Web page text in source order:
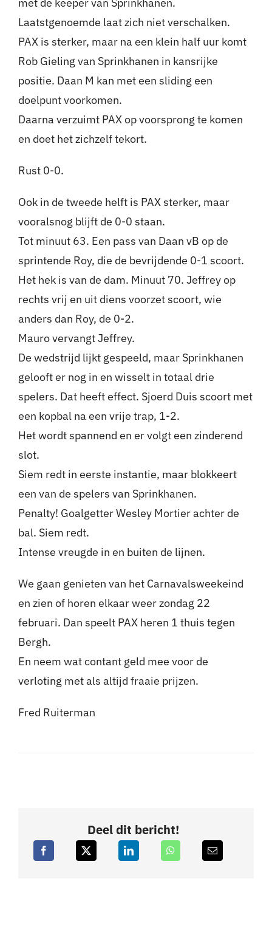
met de keeper van Sprinkhanen.
Laatstgenoemde laat zich niet verschalken.
PAX is sterker, maar na een klein half uur komt
Rob Gieling van Sprinkhanen in kansrijke
positie. Daan M kan met een sliding een
doelpunt voorkomen.
Daarna verzuimt PAX op voorsprong te komen
en doet het zichzelf tekort.
Rust 0-0.
Ook in de tweede helft is PAX sterker, maar
vooralsnog blijft de 0-0 staan.
Tot minuut 63. Een pass van Daan vB op de
sprintende Roy, die de bevrijdende 0-1 scoort.
Het hek is van de dam. Minuut 70. Jeffrey op
rechts vrij en uit diens voorzet scoort, wie
anders dan Roy, de 0-2.
Mauro vervangt Jeffrey.
De wedstrijd lijkt gespeeld, maar Sprinkhanen
gelooft er nog in en wisselt in totaal drie
spelers. Dat heeft effect. Sjoerd Duis scoort met
een kopbal na een vrije trap, 1-2.
Het wordt spannend en er volgt een zinderend
slot.
Siem redt in eerste instantie, maar blokkeert
een van de spelers van Sprinkhanen.
Penalty! Goalgetter Wesley Mortier achter de
bal. Siem redt.
Intense vreugde in en buiten de lijnen.
We gaan genieten van het Carnavalsweekeind
en zien of horen elkaar weer zondag 22
februari. Dan speelt PAX heren 1 thuis tegen
Bergh.
En neem wat contant geld mee voor de
verloting met als altijd fraaie prijzen.
Fred Ruiterman
Deel dit bericht!